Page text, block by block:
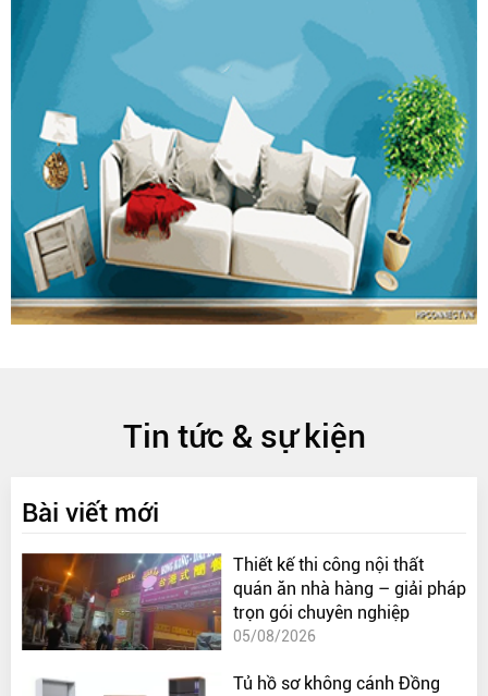
Tin tức & sự kiện
Bài viết mới
Thiết kế thi công nội thất
quán ăn nhà hàng – giải pháp
trọn gói chuyên nghiệp
05/08/2026
Tủ hồ sơ không cánh Đồng